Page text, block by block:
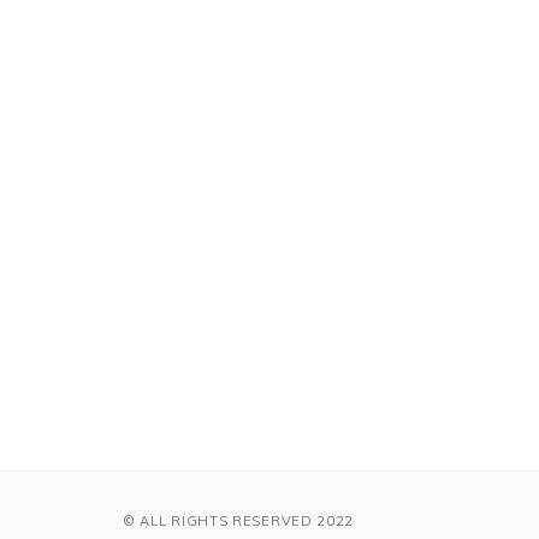
© ALL RIGHTS RESERVED 2022